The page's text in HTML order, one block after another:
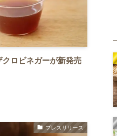
ロビネガーが新発売
プレスリリース